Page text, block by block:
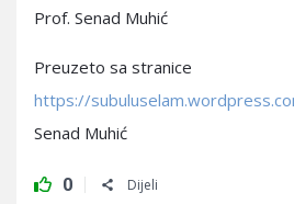
Prof. Senad Muhić
Preuzeto sa stranice
https://
Senad Muhić
0 Dijeli